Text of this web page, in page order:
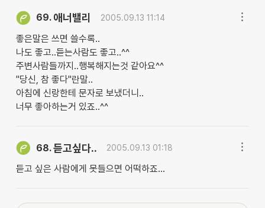
69. 애너밸리 2005.09.13 11:14
좋은말은 쓰면 쓸수록..
나도 좋고..듣는사람도 좋고..^^
주변사람들까지..행복해지는것 같아요^^
"당신, 참 좋다"란말..
아침에 신랑한테 문자로 보냈더니..
너무 좋아하는거 있죠..^^
68.듣고싶다.. 2005.09.13 01:18
듣고 싶은 사람에게 못들으면 어떡하죠...